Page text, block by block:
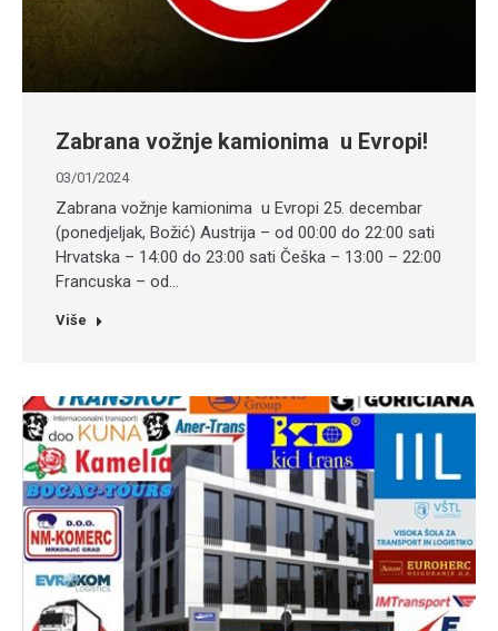
Zabrana vožnje kamionima u Evropi!
03/01/2024
Zabrana vožnje kamionima u Evropi 25. decembar
(ponedjeljak, Božić) Austrija – od 00:00 do 22:00 sati
Hrvatska – 14:00 do 23:00 sati Češka – 13:00 – 22:00
Francuska – od…
Više